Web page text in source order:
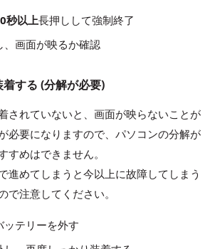
秒以上長押しして強制終了
、画面が映るか確認
する (分解が必要)
されていないと、画面が映らないことが
必要になりますので、パソコンの分解が
すめはできません。
進めてしまうと今以上に故障してしまう
で注意してください。
ッテリーを外す